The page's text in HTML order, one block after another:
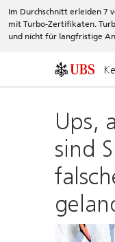
Im Durchschnitt erleiden 7
mit Turbo-Zertifikaten.
und nicht für langfristige
Ups,
sind